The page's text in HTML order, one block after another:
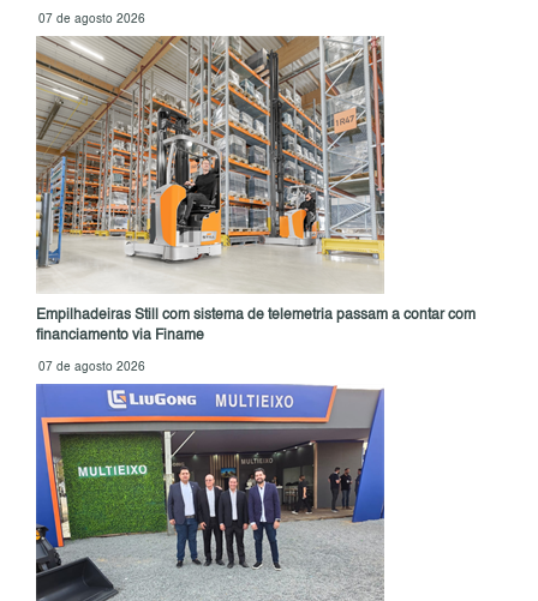
07 de agosto 2026
Empilhadeiras Still com sistema de telemetria passam a contar com
financiamento via Finame
07 de agosto 2026